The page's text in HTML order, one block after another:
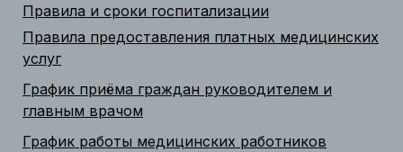
Правила и сроки госпитализации
Правила предоставления платных медицинских
услуг
График приёма граждан руководителем и
главным врачом
График работы медицинских работников